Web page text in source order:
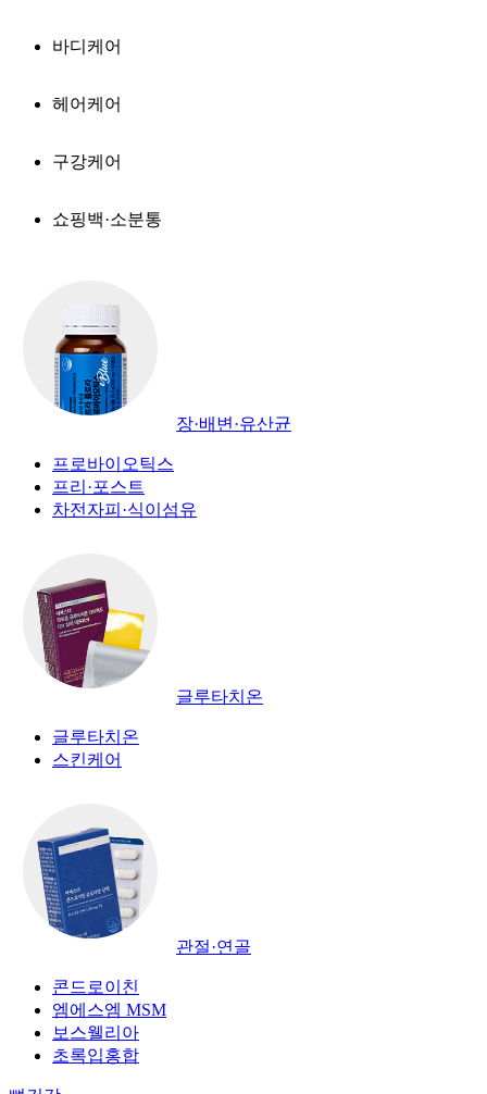
바디케어
헤어케어
구강케어
쇼핑백·소분통
장·배변·유산균
프로바이오틱스
프리·포스트
차전자피·식이섬유
글루타치온
글루타치온
스킨케어
관절·연골
콘드로이친
엠에스엠 MSM
보스웰리아
초록입홍합